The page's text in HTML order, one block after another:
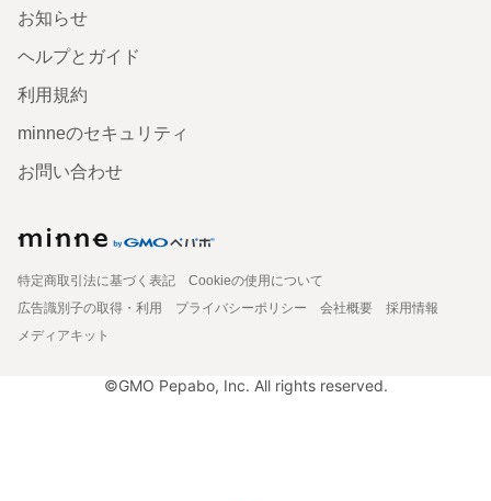
お知らせ
ヘルプとガイド
利用規約
minneのセキュリティ
お問い合わせ
特定商取引法に基づく表記
Cookieの使用について
広告識別子の取得・利用
プライバシーポリシー 会社概要
採用情報
メディアキット
©GMO Pepabo, Inc. All rights reserved.